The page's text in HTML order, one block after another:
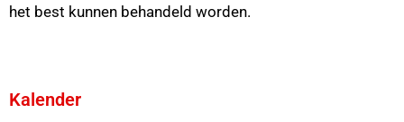
het best kunnen behandeld worden.
Kalender